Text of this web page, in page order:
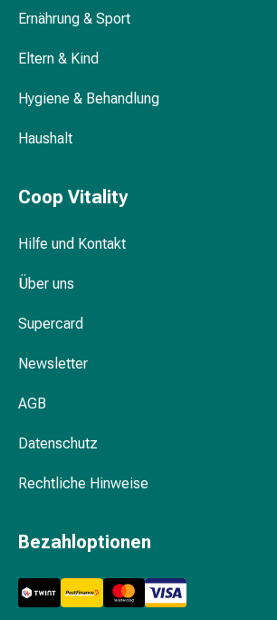
Peeling
Accessoires
Nachtcreme
Tagescreme
Für
Kuren
Kämme
&
Färbungen
Ernährung & Sport
Eltern & Kind
Hygiene & Behandlung
Haushalt
Coop Vitality
Hilfe und Kontakt
Über uns
Supercard
Newsletter
AGB
Datenschutz
Rechtliche Hinweise
Bezahloptionen